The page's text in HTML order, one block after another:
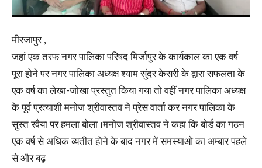
मीरजापुर ,
जहां एक तरफ नगर पालिका परिषद मिर्जापुर के कार्यकाल का एक वर्ष
पूरा होने पर नगर पालिका अध्यक्ष श्याम सुंदर केसरी के द्वारा सफलता के
एक वर्ष का लेखा-जोखा प्रस्तुत किया गया तो वहीं नगर पालिका अध्यक्ष
के पूर्व प्रत्याशी मनोज श्रीवास्तव ने प्रेस वार्ता कर नगर पालिका के
सुस्त रवैया पर हमला बोला ।मनोज श्रीवास्तव ने कहा कि बोर्ड का गठन
एक वर्ष से अधिक व्यतीत होने के बाद नगर में समस्याओ का अम्बार पहले
से और बढ़